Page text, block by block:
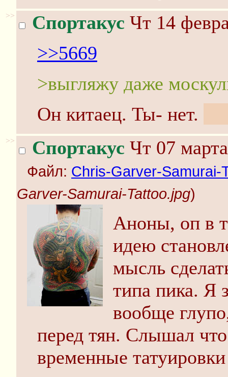
>> Спортакус Чт 14
>>5669
>выгляжу даже
Он китаец. Ты- нет.
>> Спортакус Чт 07
Файл: Chris-Garver-Samurai-
Garver-Samurai-Tattoo.jpg)
Аноны, оп в
идею
мысль
типа пика. Я
вообще
перед тян. Слышал
временные